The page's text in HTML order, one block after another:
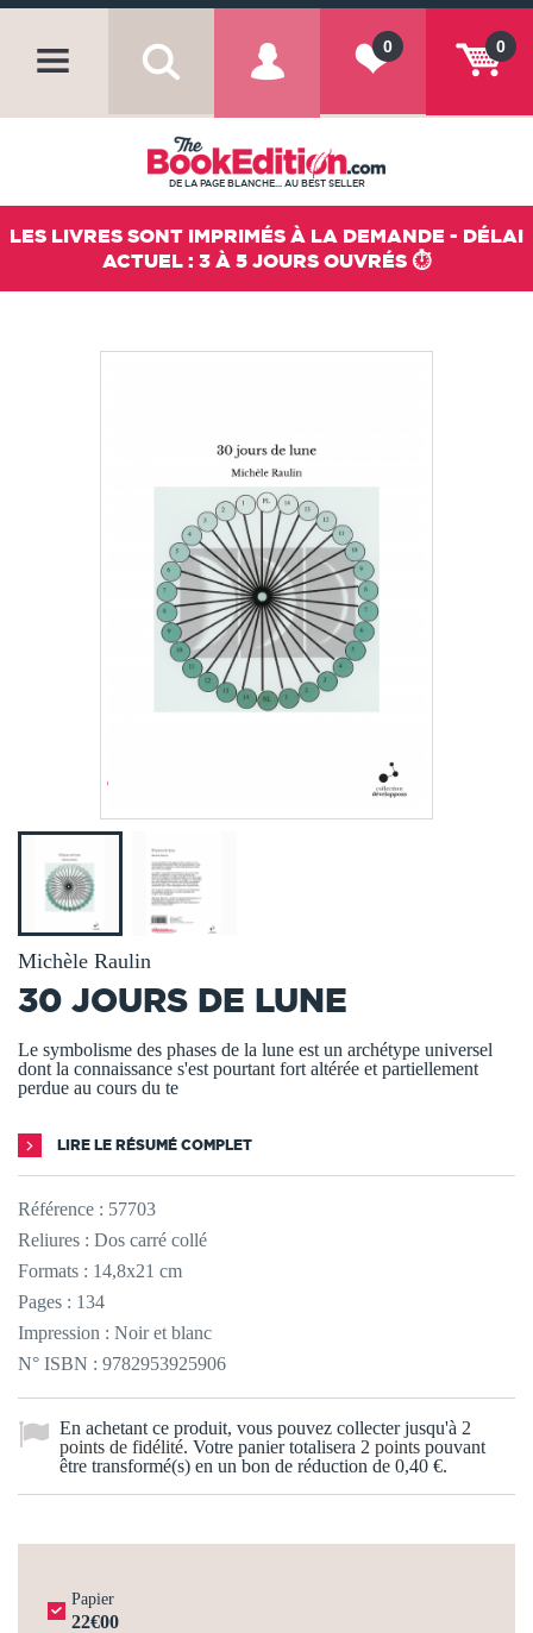
0
0
DE LA PAGE BLANCHE... AU BEST SELLER
LES LIVRES SONT IMPRIMÉS À LA DEMANDE - DÉLAI
ACTUEL : 3 À 5 JOURS OUVRÉS ⏱️
Michèle Raulin
30 JOURS DE LUNE
Le symbolisme des phases de la lune est un archétype universel
dont la connaissance s'est pourtant fort altérée et partiellement
perdue au cours du te
LIRE LE RÉSUMÉ COMPLET
Référence : 57703
Reliures : Dos carré collé
Formats : 14,8x21 cm
Pages : 134
Impression : Noir et blanc
N° ISBN : 9782953925906
En achetant ce produit, vous pouvez collecter jusqu'à 2
points de fidélité. Votre panier totalisera 2 points pouvant
être transformé(s) en un bon de réduction de 0,40 €.
Papier
22€00